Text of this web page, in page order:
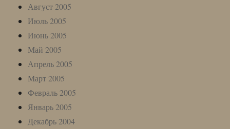
Август 2005
Июль 2005
Июнь 2005
Май 2005
Апрель 2005
Март 2005
Февраль 2005
Январь 2005
Декабрь 2004